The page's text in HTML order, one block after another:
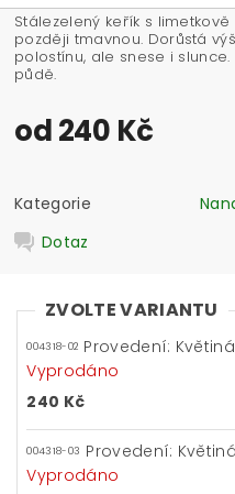
Stálezelený keřík s
později tmavnou. Dorůstá
polostínu, ale snese i
půdě.
od 240 Kč
Kategorie
Dotaz
ZVOLTE VARIANTU
004318-02 Provedení:
Vyprodáno
240 Kč
004318-03 Provedení:
Vyprodáno